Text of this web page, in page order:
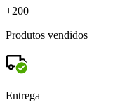
+200
Produtos vendidos
Entrega